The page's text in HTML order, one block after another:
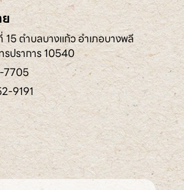
15 ตำบลบางแก้ว อำเภอบางพลี
ปราการ 10540
7705
9191